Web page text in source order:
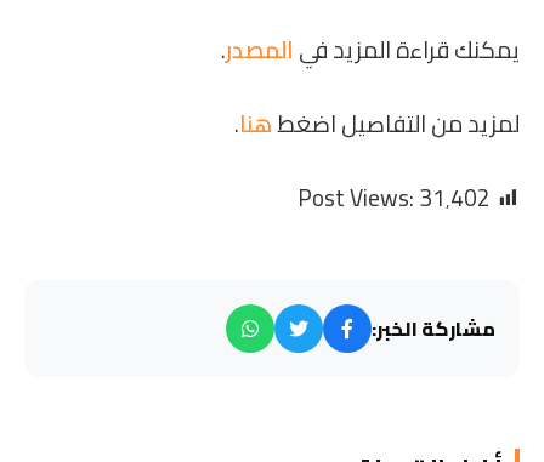
يمكنك قراءة المزيد فيالمصدر.
لمزيد من التفاصيل اضغطهنا.
Post Views:31٬402
مشاركة الخبر: